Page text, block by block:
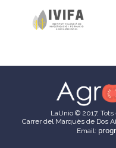
LaUnio © 2017.
Carrer del Marquès de Dos
Email: